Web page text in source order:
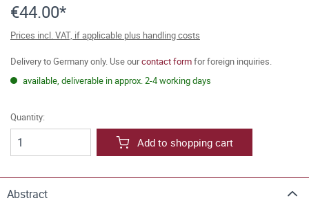
€44.00*
Prices incl. VAT, if applicable plus handling costs
Delivery to Germany only. Use ourcontact formfor foreign inquiries.
available, deliverable in approx. 2-4 working days
Quantity:
Add to shopping cart
Abstract